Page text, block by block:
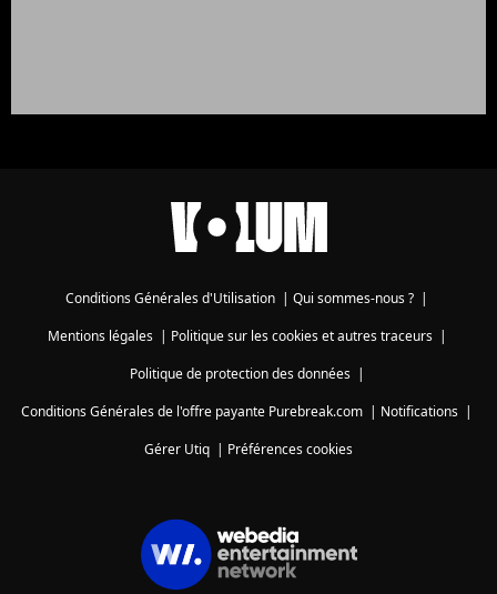
Conditions Générales d'Utilisation | Qui sommes-nous ? |
Mentions légales| Politique sur les cookies et autres traceurs|
Politique de protection des données|
Conditions Générales de l'offre payante Purebreak.com | Notifications |
Gérer Utiq | Préférences cookies